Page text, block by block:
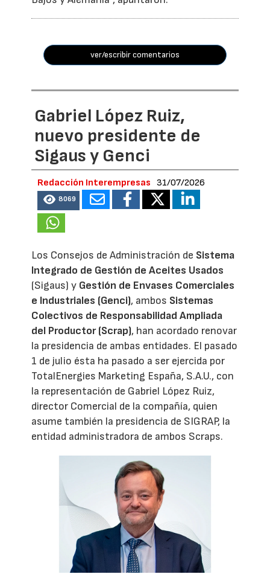
ver/escribir comentarios
Gabriel López Ruiz,
nuevo presidente de
Sigaus y Genci
Redacción Interempresas 31/07/2026
8069
Los Consejos de Administración de Sistema
Integrado de Gestión de Aceites Usados
(Sigaus) y Gestión de Envases Comerciales
e Industriales (Genci), ambos Sistemas
Colectivos de Responsabilidad Ampliada
del Productor (Scrap), han acordado renovar
la presidencia de ambas entidades. El pasado
1 de julio ésta ha pasado a ser ejercida por
TotalEnergies Marketing España, S.A.U., con
la representación de Gabriel López Ruiz,
director Comercial de la compañía, quien
asume también la presidencia de SIGRAP, la
entidad administradora de ambos Scraps.